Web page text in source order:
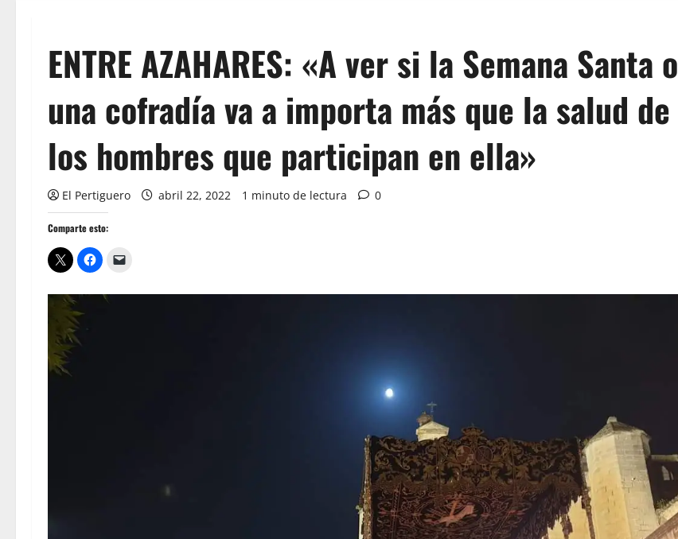
ENTRE AZAHARES: «A ver si la Semana Santa o
una cofradía va a importa más que la salud de
los hombres que participan en ella»
El Pertiguero abril 22, 2022 1 minuto de lectura 0
Comparte esto: